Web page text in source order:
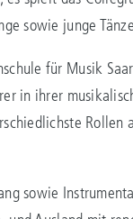
sowie junge
für Musik
in ihrer
sowie